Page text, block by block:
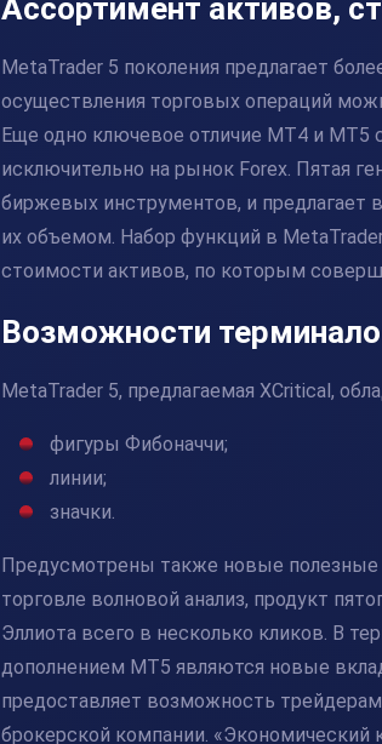
Ассортимент активов,
MetaTrader 5 поколения предлагает
осуществления торговых операций
Еще одно ключевое отличие MT4 и MT5
исключительно на рынок Forex. Пятая
биржевых инструментов, и предлагает
их объемом. Набор функций в
стоимости активов, по которым
Возможности
MetaTrader 5, предлагаемая XCritical,
фигуры Фибоначчи;
линии;
значки.
Предусмотрены также новые полезные
торговле волновой анализ, продукт
Эллиота всего в несколько кликов. В
дополнением MT5 являются новые
предоставляет возможность
брокерской компании.